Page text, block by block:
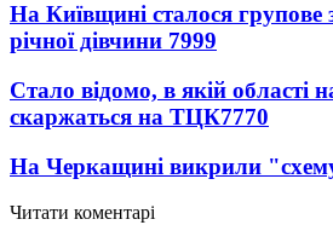
На Київщині сталося групове
річної дівчини 7999
Стало відомо, в якій області
скаржаться на ТЦК7770
На Черкащині викрили
Читати коментарі